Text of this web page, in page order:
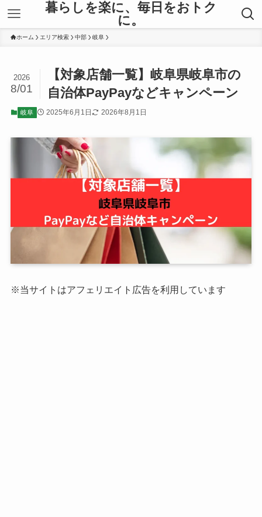
暮らしを楽に、毎日をおトク
に。
ホーム エリア検索 中部 岐阜
【対象店舗一覧】岐阜県岐阜市の
自治体PayPayなどキャンペーン
2026
8/01
岐阜 2025年6月1日 2026年8月1日
※当サイトはアフェリエイト広告を利用しています